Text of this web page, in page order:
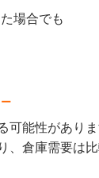
場合でも
可能性があり
、倉庫需要は比